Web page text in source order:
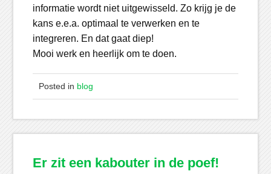
informatie wordt niet uitgewisseld. Zo krijg je de
kans e.e.a. optimaal te verwerken en te
integreren. En dat gaat diep!
Mooi werk en heerlijk om te doen.
Posted in blog
Er zit een kabouter in de poef!